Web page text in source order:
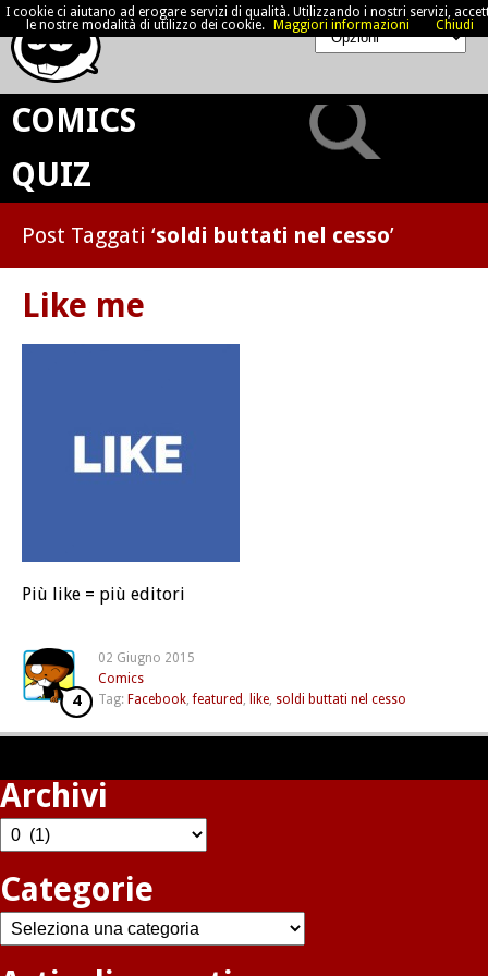
COMICS
QUIZ
Post Taggati ‘soldi buttati nel cesso’
Like me
Più like = più editori
02 Giugno 2015
Comics
Tag: Facebook,featured , like, soldi buttati nel cesso
4
Archivi
Archivi
Categorie
Categorie
I cookie ci aiutano ad erogare servizi di qualità. Utilizzando i nostri servizi,
le nostre modalità di utilizzo dei cookie.
Maggiori informazioni Chiudi